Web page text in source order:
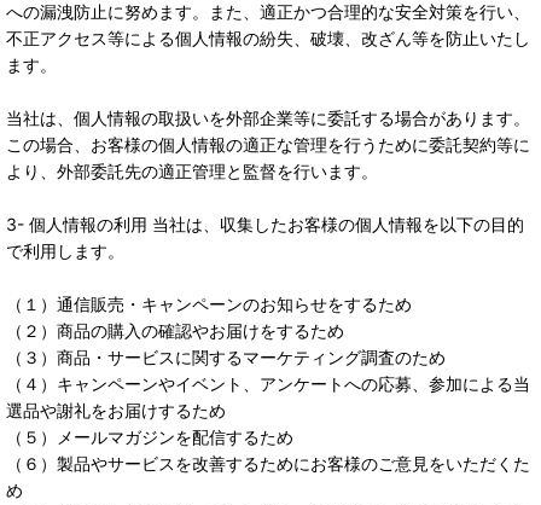
への漏洩防止に努めます。また、適正かつ合理的な安全対策を行い、
不正アクセス等による個人情報の紛失、破壊、改ざん等を防止いたし
ます。
当社は、個人情報の取扱いを外部企業等に委託する場合があります。
この場合、お客様の個人情報の適正な管理を行うために委託契約等に
より、外部委託先の適正管理と監督を行います。
3- 個人情報の利用 当社は、収集したお客様の個人情報を以下の目的
で利用します。
（１）通信販売・キャンペーンのお知らせをするため
（２）商品の購入の確認やお届けをするため
（３）商品・サービスに関するマーケティング調査のため
（４）キャンペーンやイベント、アンケートへの応募、参加による当
選品や謝礼をお届けするため
（５）メールマガジンを配信するため
（６）製品やサービスを改善するためにお客様のご意見をいただくた
め